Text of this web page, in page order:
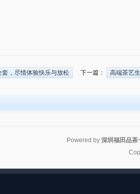
套，尽情体验快乐与放松 下一篇： 高端茶艺
Powered by 深圳福田品茶